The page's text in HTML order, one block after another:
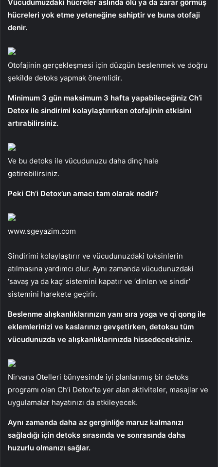
Vücudumuzdaki hücreler aslında ölü ya da zarar görmüş
hücreleri yok etme yeteneğine sahiptir ve buna otofaji
denir.
Otofajinin gerçekleşmesi için düzgün beslenmek ve doğru
şekilde detoks yapmak önemlidir.
Minimum 3 gün maksimum 3 hafta yapabileceğiniz Ch’i
Detox ile sindirimi kolaylaştırırken otofajinin etkisini
artırabilirsiniz.
Ve bu detoks ile vücudunuzu daha dinç hale
getirebilirsiniz.
Peki Ch’i Detox’un amacı tam olarak nedir?
www.sgeyazim.com
Sindirimi kolaylaştırır ve vücudunuzdaki toksinlerin
atılmasına yardımcı olur. Aynı zamanda vücudunuzdaki
‘savaş ya da kaç’ sistemini kapatır ve ‘dinlen ve sindir’
sistemini harekete geçirir.
Beslenme alışkanlıklarınızın yanı sıra yoga ve qi qong ile
eklemlerinizi ve kaslarınızı gevşetirken, detoksu tüm
vücudunuzda ve alışkanlıklarınızda hissedeceksiniz.
Nirvana Otelleri bünyesinde iyi planlanmış bir detoks
programı olan Ch’i Detox’ta yer alan aktiviteler, masajlar ve
uygulamalar hayatınızı da etkileyecek.
Aynı zamanda daha az gerginliğe maruz kalmanızı
sağladığı için detoks sırasında ve sonrasında daha
huzurlu olmanızı sağlar.